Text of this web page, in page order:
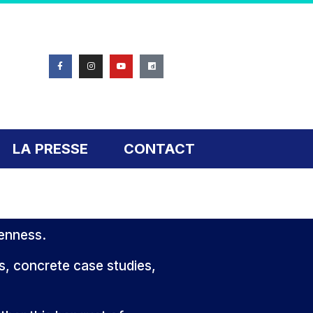
LA PRESSE CONTACT
concrete case studies,